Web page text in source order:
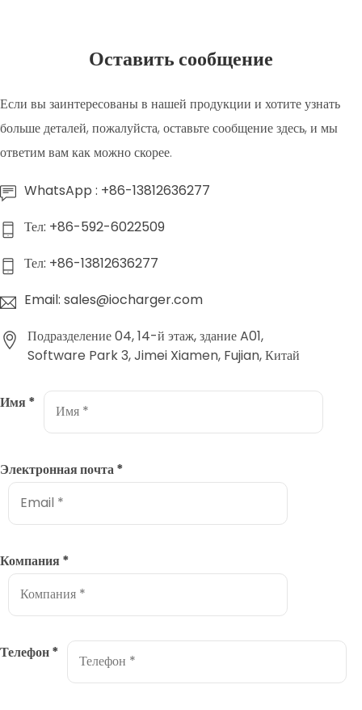
Оставить сообщение
Если вы заинтересованы в нашей продукции и хотите узнать
больше деталей, пожалуйста, оставьте сообщение здесь, и мы
ответим вам как можно скорее.
WhatsApp : +86-13812636277
Тел: +86-592-6022509
Тел: +86-13812636277
Email: sales@iocharger.com
Подразделение 04, 14-й этаж, здание A01,
Software Park 3, Jimei Xiamen, Fujian, Китай
Имя *
Электронная почта*
Компания *
Телефон*